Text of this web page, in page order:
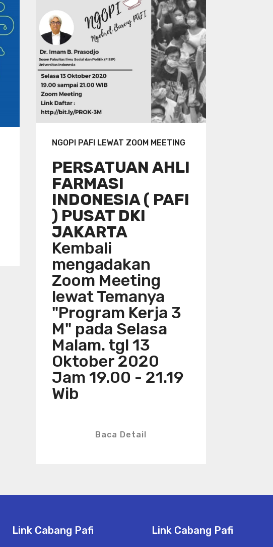
NGOPI PAFI LEWAT ZOOM MEETING
PERSATUAN AHLI
FARMASI
INDONESIA ( PAFI
) PUSAT DKI
JAKARTA
Kembali
mengadakan
Zoom Meeting
lewat Temanya
"Program Kerja 3
M" pada Selasa
Malam. tgl 13
Oktober 2020
Jam 19.00 - 21.19
Wib
Baca Detail
Link Cabang Pafi Link Cabang Pafi